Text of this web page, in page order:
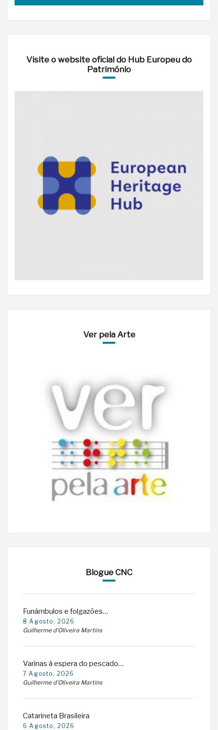
Visite o website oficial do Hub Europeu do
Património
Ver pela Arte
Blogue CNC
Funâmbulos e folgazões…
8 Agosto, 2026
Guilherme d'Oliveira Martins
Varinas à espera do pescado…
7 Agosto, 2026
Guilherme d'Oliveira Martins
Catarineta Brasileira
6 Agosto, 2026